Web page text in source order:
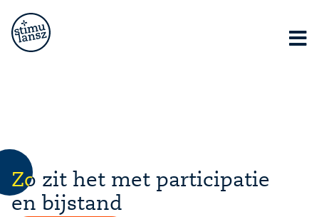
Ut elit tellus, luctus nec ullamcorper mattis, pulvinar
dapibus leo.
Zo zit het met participatie
en bijstand